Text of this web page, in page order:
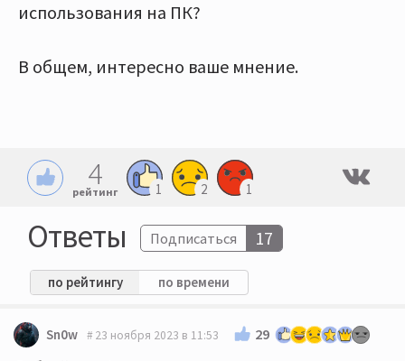
использования на ПК?
В общем, интересно ваше мнение.
4
рейтинг 1 2 1
Ответы Подписаться 17
по рейтингу по времени
Sn0w 23 ноября 2023 в 11:53 29